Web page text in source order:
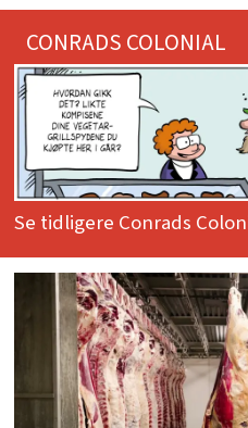
CONRADS COLONIAL
Se tidligere Conrads